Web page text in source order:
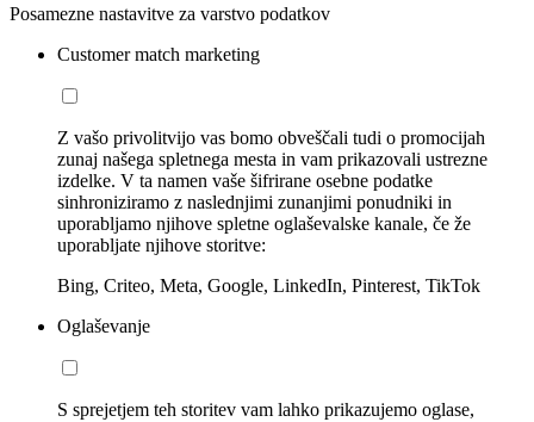
Posamezne nastavitve za varstvo podatkov
Customer match marketing
Z vašo privolitvijo vas bomo obveščali tudi o promocijah
zunaj našega spletnega mesta in vam prikazovali ustrezne
izdelke. V ta namen vaše šifrirane osebne podatke
sinhroniziramo z naslednjimi zunanjimi ponudniki in
uporabljamo njihove spletne oglaševalske kanale, če že
uporabljate njihove storitve:
Bing, Criteo, Meta, Google, LinkedIn, Pinterest, TikTok
Oglaševanje
S sprejetjem teh storitev vam lahko prikazujemo oglase,